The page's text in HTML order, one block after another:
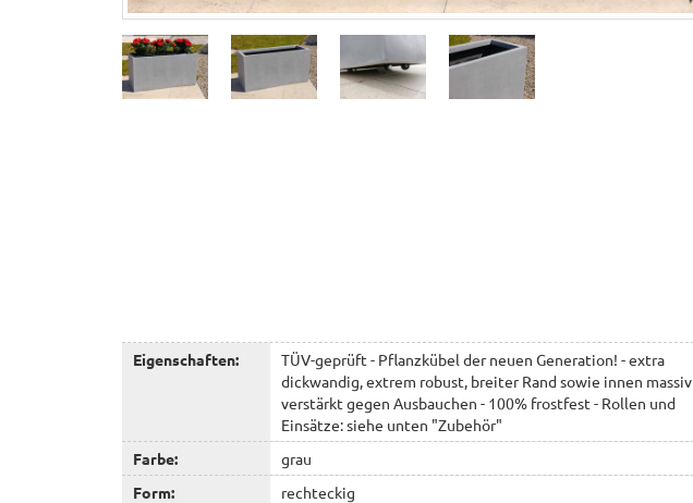
Eigenschaften:
TÜV-geprüft - Pflanzkübel der neuen Generation! - extra
dickwandig, extrem robust, breiter Rand sowie innen massiv
verstärkt gegen Ausbauchen - 100% frostfest - Rollen und
Einsätze: siehe unten "Zubehör"
Farbe:
grau
Form:
rechteckig